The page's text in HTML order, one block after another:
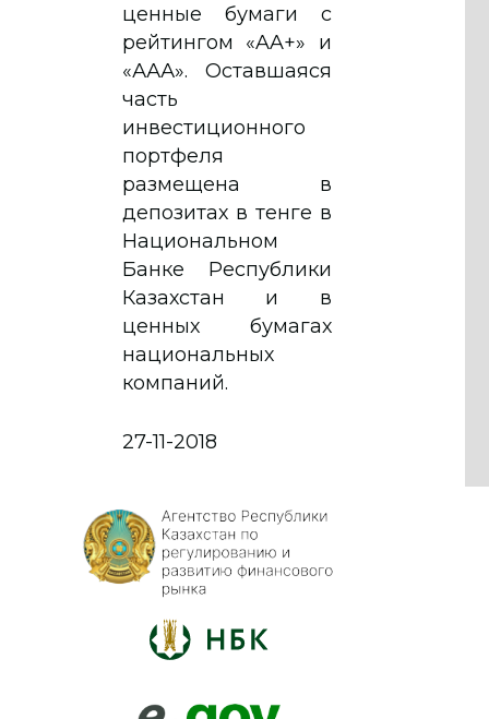
ценные бумаги с
рейтингом «AA+» и
«ААА». Оставшаяся
часть
инвестиционного
портфеля
размещена в
депозитах в тенге в
Национальном
Банке Республики
Казахстан и в
ценных бумагах
национальных
компаний.
27-11-2018